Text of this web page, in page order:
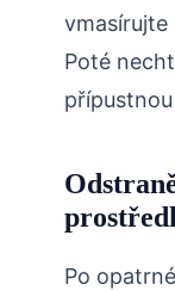
Poté
Po